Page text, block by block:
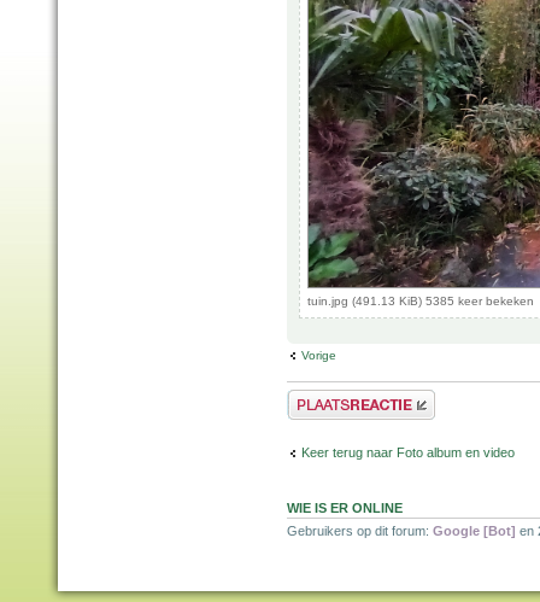
tuin.jpg (491.13 KiB) 5385 keer bekeken
Vorige
Plaats een reactie
Keer terug naar Foto album en video
WIE IS ER ONLINE
Gebruikers op dit forum: Google [Bot] en